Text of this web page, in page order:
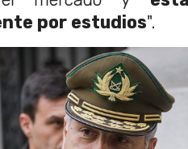
por estudios".